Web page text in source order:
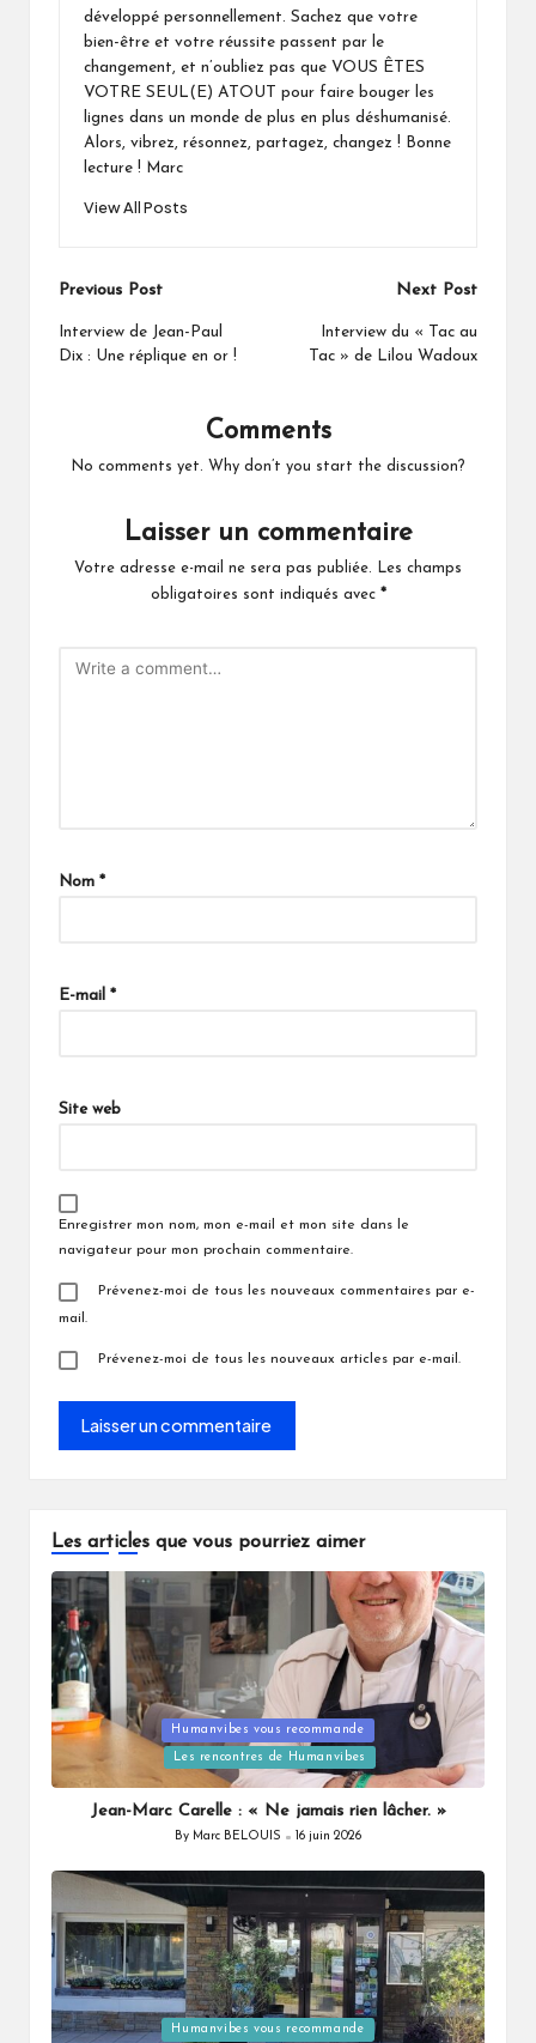
développé personnellement. Sachez que votre
bien-être et votre réussite passent par le
changement, et n’oubliez pas que VOUS ÊTES
VOTRE SEUL(E) ATOUT pour faire bouger les
lignes dans un monde de plus en plus déshumanisé.
Alors, vibrez, résonnez, partagez, changez ! Bonne
lecture ! Marc
View All Posts
Post
navigation
Previous Post
Interview de Jean-Paul
Dix : Une réplique en or !
Next Post
Interview du « Tac au
Tac » de Lilou Wadoux
Comments
No comments yet. Why don’t you start the discussion?
Laisser un commentaire
Votre adresse e-mail ne sera pas publiée.
Les champs
obligatoires sont indiqués avec *
Nom *
E-mail *
Site web
Enregistrer mon nom, mon e-mail et mon site dans le
navigateur pour mon prochain commentaire.
Prévenez-moi de tous les nouveaux commentaires par e-
mail.
Prévenez-moi de tous les nouveaux articles par e-mail.
Les articles que vous pourriez aimer
Posted
Humanvibes vous recommande
Les rencontres de Humanvibes
Jean-Marc Carelle : « Ne jamais rien lâcher. »
Posted
By Marc BELOUIS 16 juin 2026
Posted
Humanvibes vous recommande